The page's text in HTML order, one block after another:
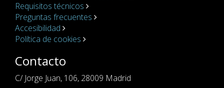
Requisitos técnicos
Preguntas frecuentes
Accesibilidad
Política de cookies
Contacto
C/ Jorge Juan, 106, 28009 Madrid